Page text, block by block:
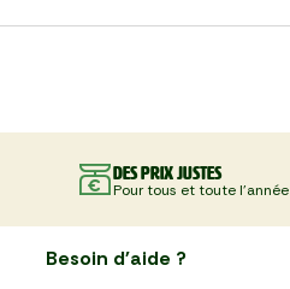
Des prix justes
Pour tous et toute l'année
Besoin d'aide ?